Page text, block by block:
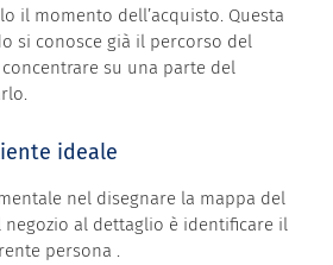
il momento dell’acquisto. Questa
si conosce già il percorso del
su una parte del
ideale
nel disegnare la mappa del
al dettaglio è identificare il
persona .